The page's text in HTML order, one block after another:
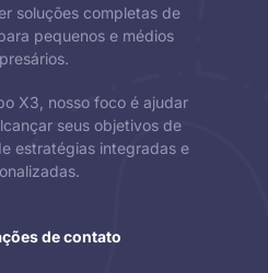
soluções completas de
pequenos e médios
X3, nosso foco é ajudar
seus objetivos de
estratégias integradas e
de contato